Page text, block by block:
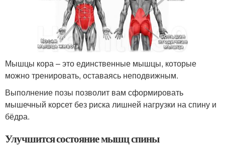
Мышцы кора – это единственные мышцы, которые
можно тренировать, оставаясь неподвижным.
Выполнение позы позволит вам сформировать
мышечный корсет без риска лишней нагрузки на спину и
бёдра.
Улучшится состояние мышц спины